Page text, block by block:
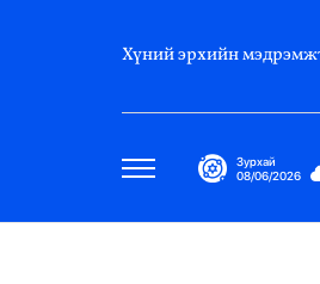
Хүний эрхийн
Зурхай
08/06/2026